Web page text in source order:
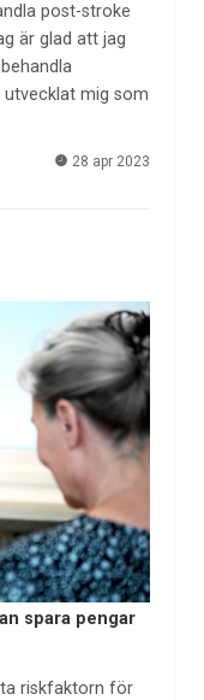
post-stroke
är glad att jag
mig som
28 apr 2023
spara pengar
riskfaktorn för